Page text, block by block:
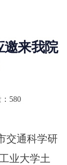
邀来我院
580
交通科学研
业大学土